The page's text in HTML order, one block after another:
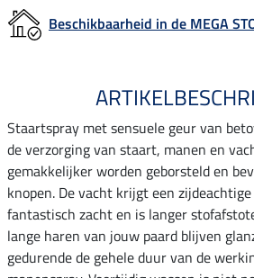
Beschikbaarheid in de MEGA
Staartspray met sensuele geur van
de verzorging van staart, manen en
gemakkelijker worden geborsteld en
knopen. De vacht krijgt een
fantastisch zacht en is langer
lange haren van jouw paard blijven
gedurende de gehele duur van de